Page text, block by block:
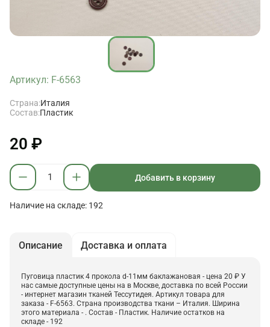
Артикул: F-6563
Страна:Италия
Состав:Пластик
20 ₽
Добавить в корзину
Наличие на складе: 192
Описание Доставка и оплата
Пуговица пластик 4 прокола d-11мм баклажановая - цена 20 ₽ У
нас самые доступные цены на в Москве, доставка по всей России
- интернет магазин тканей Тессутидея. Артикул товара для
заказа - F-6563. Страна производства ткани – Италия. Ширина
этого материала - . Состав - Пластик. Наличие остатков на
складе - 192